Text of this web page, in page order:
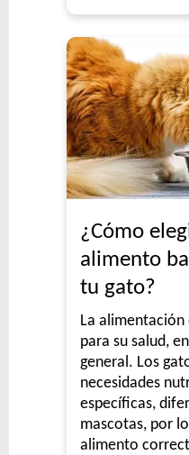
¿Cómo
alimento
tu gato?
La alimentación
para su salud,
general. Los
necesidades
específicas,
mascotas, por
alimento